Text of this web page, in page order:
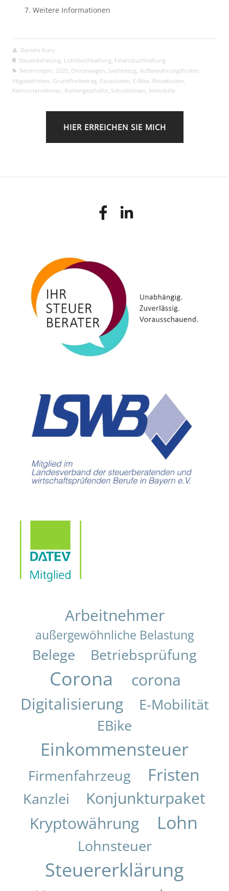
Weitere Informationen
Daniela Kunz
Steuerberatung Lohnbuchhaltung Finanzbuchhaltung
Neuerungen 2020, Dienstwagen Sachbezug Aufbewahrungsfristen
Abgabefristen Grundfreibetrag Pauschalen E-Bike Reisekosten
Kleinunternehmer Reihengeschäfte Schuldzinsen Immobilie
HIER ERREICHEN SIE MICH
Arbeitnehmer
außergewöhnliche Belastung
Belege Betriebsprüfung
Corona
corona
Digitalisierung
E-Mobilität
EBike
Einkommensteuer
Firmenfahrzeug Fristen
Kanzlei
Konjunkturpaket
Kryptowährung
Lohn
Lohnsteuer
Steuererklärung